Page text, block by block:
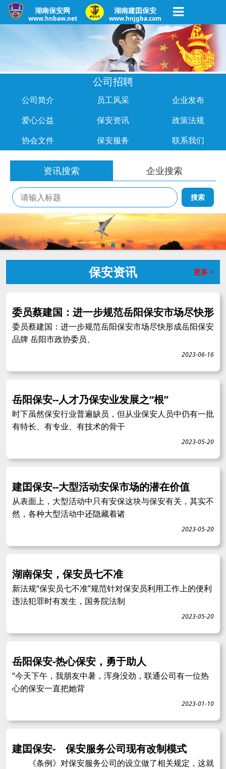
湖南保安网
www.hnbaw.net
湖南建囯保安
www.hnjgba.com
公司招聘
公司简介 员工风采
企业发布
爱心公益
保安资讯
政策法规
协会文件
保安服务 联系我们
资讯搜索 企业搜索
搜索
保安资讯 更多 >
委员蔡建国：进一步规范岳阳保安市场尽快形
委员蔡建国：进一步规范岳阳保安市场尽快形成岳阳保安
品牌 岳阳市政协委员、
2023-06-16
岳阳保安--人才乃保安业发展之“根”
时下虽然保安行业普遍缺员，但从业保安人员中仍有一批
有特长、有专业、有技术的骨干
2023-05-20
建囯保安--大型活动安保市场的潜在价值
从表面上，大型活动中只有安保这块与保安有关，其实不
然，各种大型活动中还隐藏着诸
2023-05-20
湖南保安，保安员七不准
新法规“保安员七不准”规范针对保安员利用工作上的便利
违法犯罪时有发生，国务院法制
2023-05-20
岳阳保安-热心保安，勇于助人
“今天下午，我朋友中暑，浑身没劲，联通公司有一位热
心的保安一直把她背
2023-01-10
建囯保安- 保安服务公司现有改制模式
《条例》对保安服务公司的设立做了相关规定，这就